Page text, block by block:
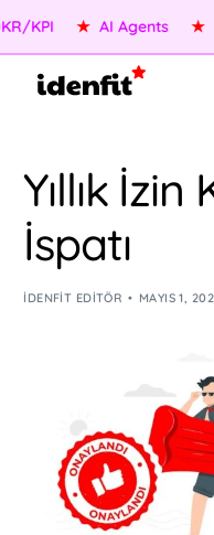
★ AI Agents ★
Yıllık İzin
İspatı
IDENFIT EDITÖR MAYIS 1,